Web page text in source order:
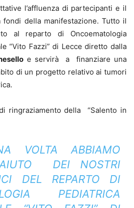
l’affluenza di partecipanti e il
fondi della manifestazione. Tutto il
al reparto di Oncoematologia
“Vito Fazzi” di Lecce diretto dalla
e servirà a finanziare una
di un progetto relativo ai tumori
ringraziamento della “Salento in
VOLTA ABBIAMO
DEI NOSTRI
DEL REPARTO DI
PEDIATRICA